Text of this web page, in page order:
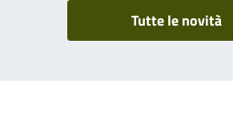
Tutte le novità